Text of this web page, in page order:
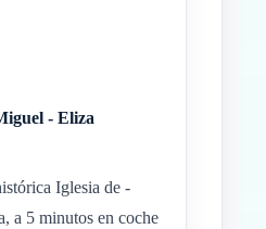
- Eliza
Iglesia de -
a 5 minutos en coche